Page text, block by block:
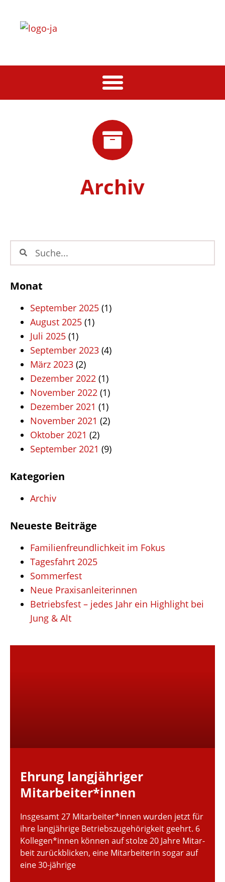
Archiv
Monat
September 2025 (1)
August 2025 (1)
Juli 2025 (1)
September 2023 (4)
März 2023 (2)
Dezember 2022 (1)
November 2022 (1)
Dezember 2021 (1)
November 2021 (2)
Oktober 2021 (2)
September 2021 (9)
Kate­go­rien
Archiv
Neueste Beiträge
Fami­li­en­freund­lich­keit im Fokus
Tages­fahrt 2025
Sommer­fest
Neue Praxis­an­lei­te­rin­nen
Betriebs­fest – jedes Jahr ein High­light bei
Jung & Alt
Ehrung lang­jäh­ri­ger
Mitarbeiter*innen
Insge­samt 27 Mitarbeiter*innen wurden jetzt für
ihre lang­jäh­rige Betriebs­zu­ge­hö­rig­keit geehrt. 6
Kollegen*innen können auf stolze 20 Jahre Mitar­
beit zurück­bli­cken, eine Mitar­bei­te­rin sogar auf
eine 30-jährige